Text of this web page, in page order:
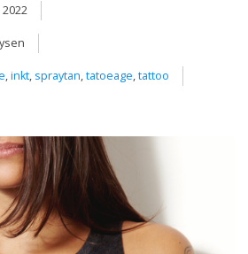
,inkt, spraytan,tatoeage,tattoo